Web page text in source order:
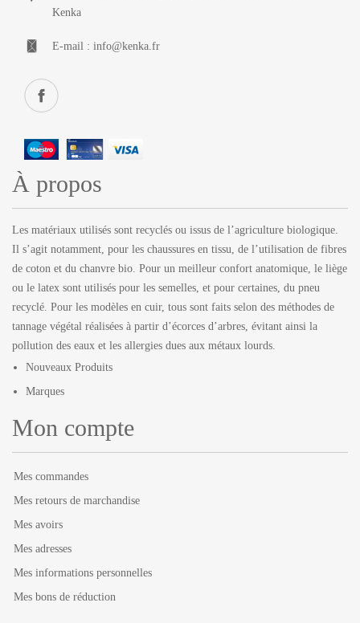
Kenka
E-mail : info@kenka.fr
À propos
Les matériaux utilisés sont recyclés ou issus de l’agriculture biologique.
Il s’agit notamment, pour les chaussures en tissu, de l’utilisation de fibres
de coton et du chanvre bio. Pour un meilleur confort anatomique, le liège
ou le latex sont utilisés pour les semelles, et pour certaines, du pneu
recyclé. Pour les modèles en cuir, tous sont faits selon des méthodes de
tannage végétal réalisées à partir d’écorces d’arbres, évitant ainsi la
pollution des eaux et les allergies dues aux métaux lourds.
Nouveaux Produits
Marques
Mon compte
Mes commandes
Mes retours de marchandise
Mes avoirs
Mes adresses
Mes informations personnelles
Mes bons de réduction